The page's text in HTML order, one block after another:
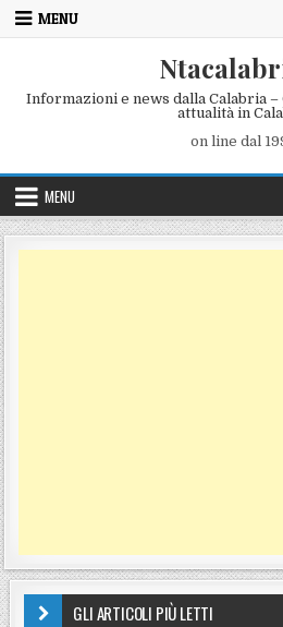
Skip to content
MENU
Informazioni e news dalla Calabria –
attualità in
on line dal
MENU
GLI ARTICOLI PIÙ LETTI